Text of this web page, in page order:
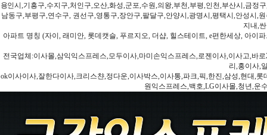
용인시,기흥구,수지구,처인구,오산,화성,군포,수원,의왕,부천,부평,인천,부산시,금
남동구,부평구,연수구, 권선구,영통구,장안구,팔달구,안양시,광명시,평택시,안성시,
지내,
아파트 명칭 (자이, 래미안, 롯데캣슬, 푸르지오, 더샵, 힐스테이트, e편한세상, 아이
전국업체:이사몰,삼익익스프레스,모두이사,마미손익스프레스,로젠이사,이사고,바
리,홍이사,
ok이사이사,잘한다이사,크리스챤,정다운,이사박스,이사통,파크,픽,한진,삼성,현대,
원익스프레스,백호,LG이사몰,청년,운